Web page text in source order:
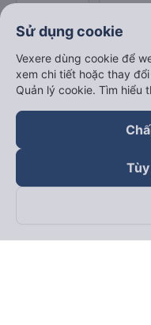
Theo dõi chúng tôi
Sử dụng cookie
Vexere dùng cookie để
xem chi tiết hoặc thay
Quản lý cookie. Tìm hiểu